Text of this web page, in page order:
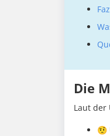
Die
Laut der
🤨